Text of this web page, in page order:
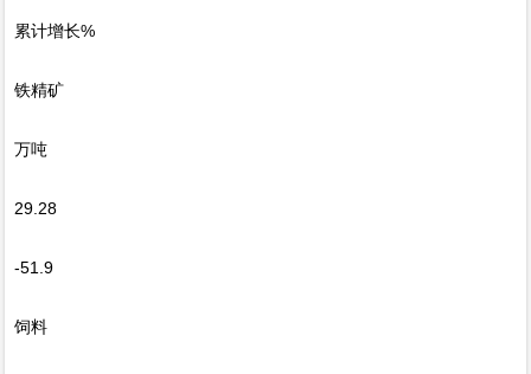
累计增长%
铁精矿
万吨
29.28
-51.9
饲料